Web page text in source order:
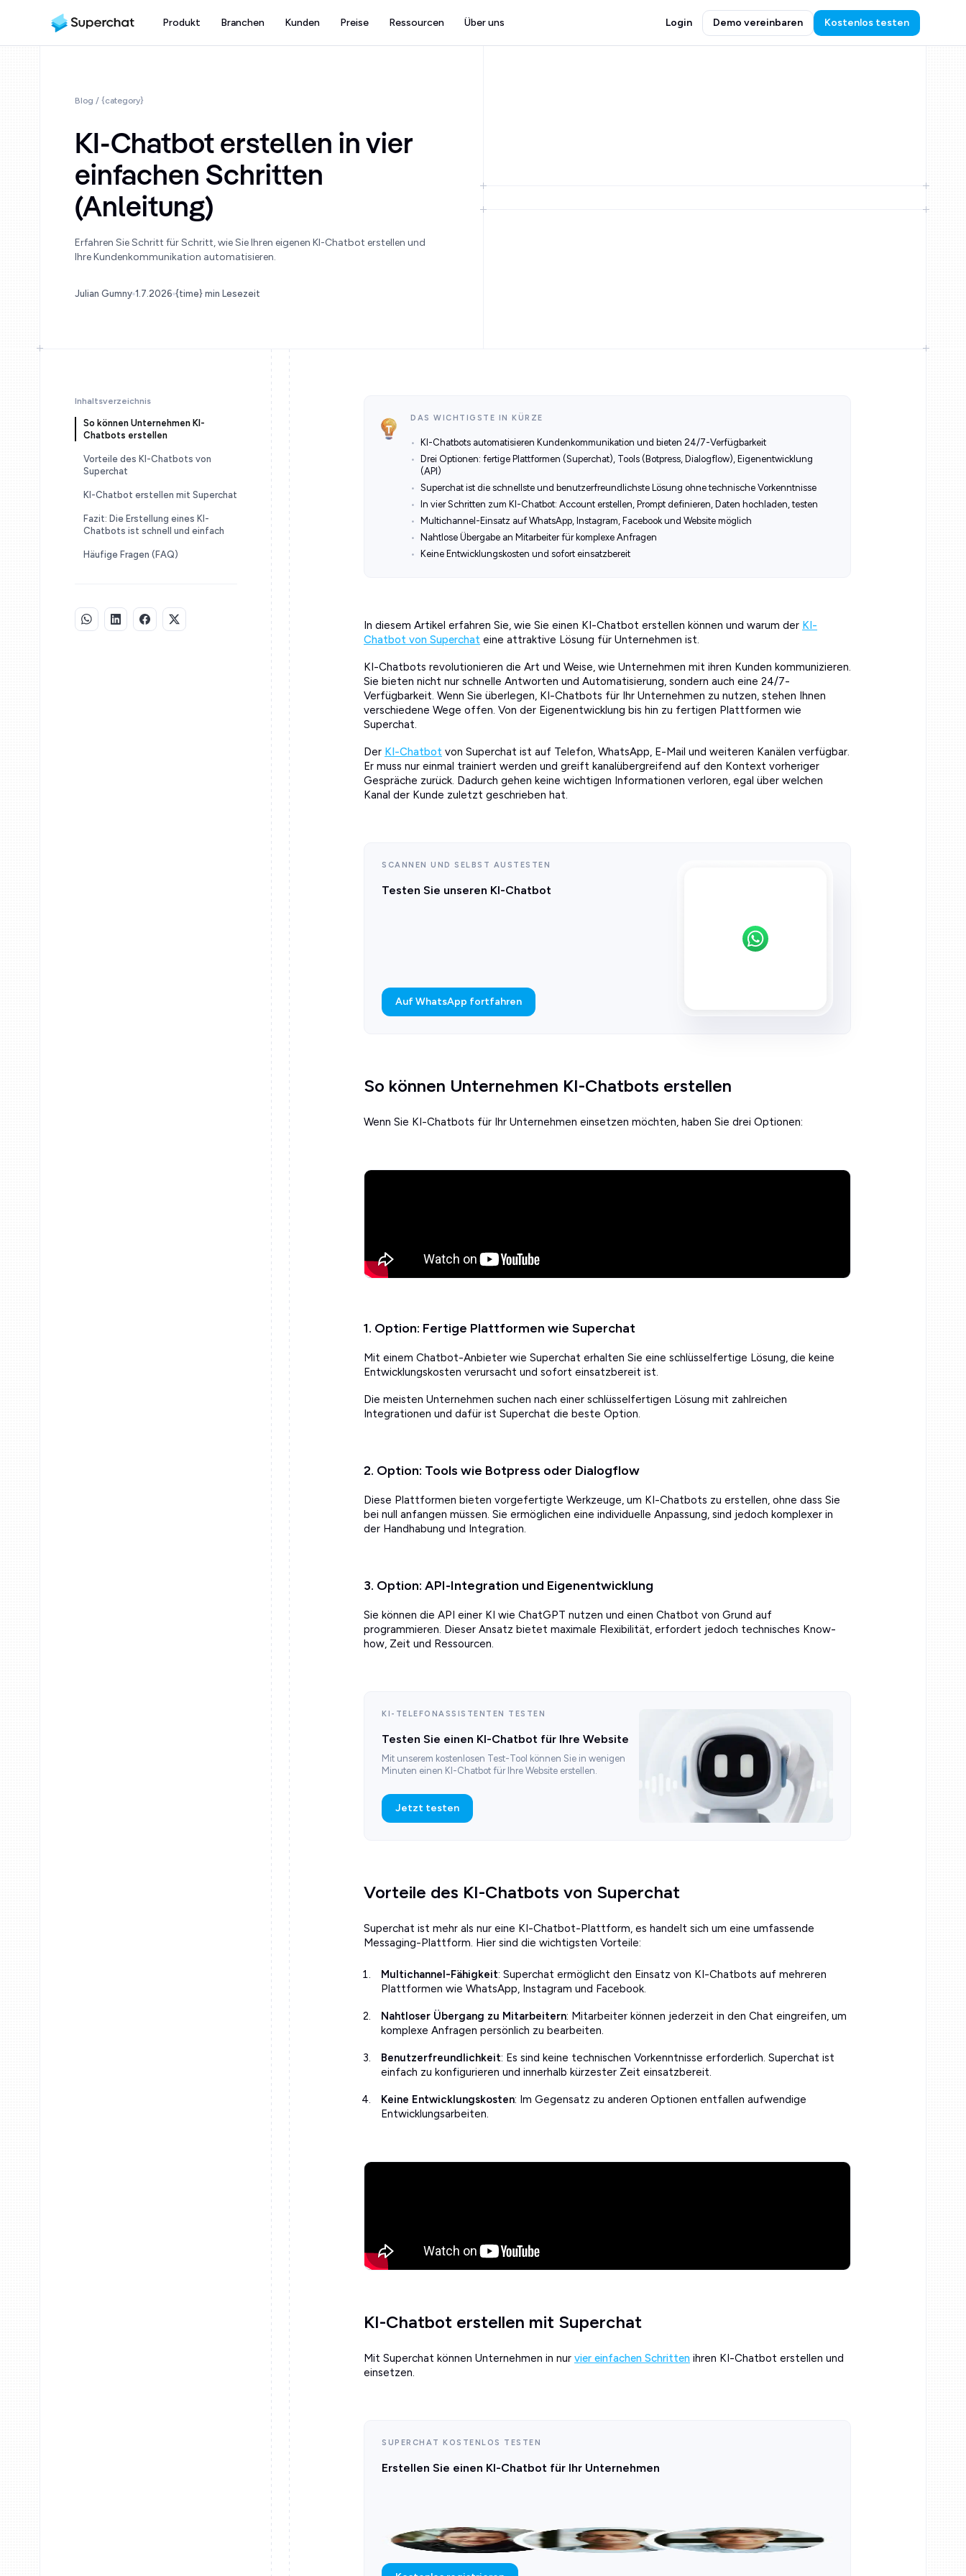
Produkt Branchen Kunden Preise Ressourcen Über uns Login Demo vereinbaren Kostenlos testen
Blog / {category}
KI-Chatbot erstellen in vier
einfachen Schritten
(Anleitung)
Erfahren Sie Schritt für Schritt, wie Sie Ihren eigenen KI-Chatbot erstellen und
Ihre Kundenkommunikation automatisieren.
Julian Gumny 1.7.2026 {time} min Lesezeit
Inhaltsverzeichnis
So können Unternehmen KI-
Chatbots erstellen
Vorteile des KI-Chatbots von
Superchat
KI-Chatbot erstellen mit Superchat
Fazit: Die Erstellung eines KI-
Chatbots ist schnell und einfach
Häufige Fragen (FAQ)
DAS WICHTIGSTE IN KÜRZE
KI-Chatbots automatisieren Kundenkommunikation und bieten 24/7-Verfügbarkeit
Drei Optionen: fertige Plattformen (Superchat), Tools (Botpress, Dialogflow), Eigenentwicklung
(API)
Superchat ist die schnellste und benutzerfreundlichste Lösung ohne technische Vorkenntnisse
In vier Schritten zum KI-Chatbot: Account erstellen, Prompt definieren, Daten hochladen, testen
Multichannel-Einsatz auf WhatsApp, Instagram, Facebook und Website möglich
Nahtlose Übergabe an Mitarbeiter für komplexe Anfragen
Keine Entwicklungskosten und sofort einsatzbereit
In diesem Artikel erfahren Sie, wie Sie einen KI-Chatbot erstellen können und warum der KI-
Chatbot von Superchat eine attraktive Lösung für Unternehmen ist.
KI-Chatbots revolutionieren die Art und Weise, wie Unternehmen mit ihren Kunden kommunizieren.
Sie bieten nicht nur schnelle Antworten und Automatisierung, sondern auch eine 24/7-
Verfügbarkeit. Wenn Sie überlegen, KI-Chatbots für Ihr Unternehmen zu nutzen, stehen Ihnen
verschiedene Wege offen. Von der Eigenentwicklung bis hin zu fertigen Plattformen wie
Superchat.
Der KI-Chatbot von Superchat ist auf Telefon, WhatsApp, E-Mail und weiteren Kanälen verfügbar.
Er muss nur einmal trainiert werden und greift kanalübergreifend auf den Kontext vorheriger
Gespräche zurück. Dadurch gehen keine wichtigen Informationen verloren, egal über welchen
Kanal der Kunde zuletzt geschrieben hat.
SCANNEN UND SELBST AUSTESTEN
Testen Sie unseren KI-Chatbot
Auf WhatsApp fortfahren
So können Unternehmen KI-Chatbots erstellen
Wenn Sie KI-Chatbots für Ihr Unternehmen einsetzen möchten, haben Sie drei Optionen:
1. Option: Fertige Plattformen wie Superchat
Mit einem Chatbot-Anbieter wie Superchat erhalten Sie eine schlüsselfertige Lösung, die keine
Entwicklungskosten verursacht und sofort einsatzbereit ist.
Die meisten Unternehmen suchen nach einer schlüsselfertigen Lösung mit zahlreichen
Integrationen und dafür ist Superchat die beste Option.
2. Option: Tools wie Botpress oder Dialogflow
Diese Plattformen bieten vorgefertigte Werkzeuge, um KI-Chatbots zu erstellen, ohne dass Sie
bei null anfangen müssen. Sie ermöglichen eine individuelle Anpassung, sind jedoch komplexer in
der Handhabung und Integration.
3. Option: API-Integration und Eigenentwicklung
Sie können die API einer KI wie ChatGPT nutzen und einen Chatbot von Grund auf
programmieren. Dieser Ansatz bietet maximale Flexibilität, erfordert jedoch technisches Know-
how, Zeit und Ressourcen.
KI-TELEFONASSISTENTEN TESTEN
Testen Sie einen KI-Chatbot für Ihre Website
Mit unserem kostenlosen Test-Tool können Sie in wenigen
Minuten einen KI-Chatbot für Ihre Website erstellen.
Jetzt testen
Vorteile des KI-Chatbots von Superchat
Superchat ist mehr als nur eine KI-Chatbot-Plattform, es handelt sich um eine umfassende
Messaging-Plattform. Hier sind die wichtigsten Vorteile:
Multichannel-Fähigkeit: Superchat ermöglicht den Einsatz von KI-Chatbots auf mehreren
Plattformen wie WhatsApp, Instagram und Facebook.
Nahtloser Übergang zu Mitarbeitern: Mitarbeiter können jederzeit in den Chat eingreifen, um
komplexe Anfragen persönlich zu bearbeiten.
Benutzerfreundlichkeit: Es sind keine technischen Vorkenntnisse erforderlich. Superchat ist
einfach zu konfigurieren und innerhalb kürzester Zeit einsatzbereit.
Keine Entwicklungskosten: Im Gegensatz zu anderen Optionen entfallen aufwendige
Entwicklungsarbeiten.
KI-Chatbot erstellen mit Superchat
Mit Superchat können Unternehmen in nur vier einfachen Schritten ihren KI-Chatbot erstellen und
einsetzen.
SUPERCHAT KOSTENLOS TESTEN
Erstellen Sie einen KI-Chatbot für Ihr Unternehmen